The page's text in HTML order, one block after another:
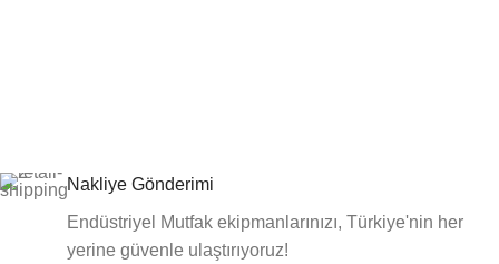
Nakliye Gönderimi
Endüstriyel Mutfak ekipmanlarınızı, Türkiye'nin her
yerine güvenle ulaştırıyoruz!